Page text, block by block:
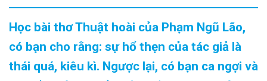
Học bài thơ Thuật hoài của Phạm Ngũ Lão,
có bạn cho rằng: sự hổ thẹn của tác giả là
thái quá, kiêu kì. Ngược lại, có bạn ca ngợi và